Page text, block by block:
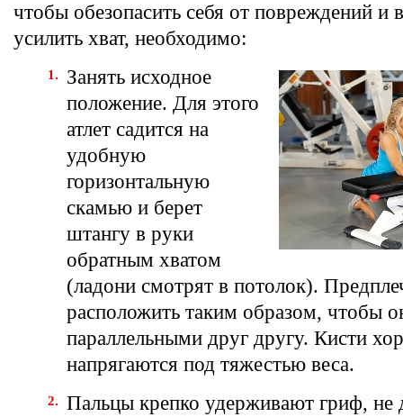
чтобы обезопасить себя от повреждений и
усилить хват, необходимо:
Занять исходное
положение. Для этого
атлет садится на
удобную
горизонтальную
скамью и берет
штангу в руки
обратным хватом
(ладони смотрят в потолок).
расположить таким образом, чтобы
параллельными друг другу. Кисти
напрягаются под тяжестью веса.
Пальцы крепко удерживают гриф, не